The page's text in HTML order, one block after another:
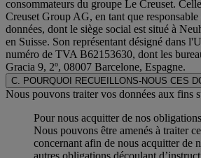
consommateurs du groupe Le Creuset.
Creuset Group AG, en tant que
données, dont le siège social est situé à
en Suisse. Son représentant désigné dans
numéro de TVA B62153630, dont les
Gracia 9, 2º, 08007 Barcelone, Espagne.
C. POURQUOI RECUEILLONS-NOUS CES
Nous pouvons traiter vos données aux fins
Pour nous acquitter de nos
Nous pouvons être amenés à traiter
concernant afin de nous acquitter de
autres obligations découlant